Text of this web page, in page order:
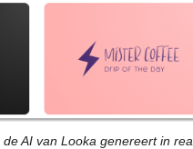
AI van Looka genereert in